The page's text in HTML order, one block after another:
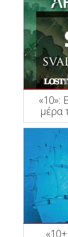
«10»:
μέρα